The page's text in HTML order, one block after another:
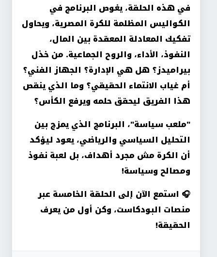
في هذه الحلقة، يغوص البرنامج في
الكواليس المظلمة للكرة المصرية، ويحاول
تفكيك المعادلة المعقدة بين المال،
النفوذ، الأداء، والروح الجماعية. من خذل
بيراميدز؟ هل هي الإدارة؟ الجهاز الفني؟
أم غياب الانتماء الحقيقي؟ وما الذي ينقص
هذا الفريق ليحقق حلمه ويرفع الكأس؟
"ملعب سياسة"، البرنامج الذي يمزج بين
التحليل السياسي والرياضي، يعود ليؤكد
أن الكرة مش مجرد أهداف، بل لعبة نفوذ
ومصالح وسياسة!
🎧 استمع الآن إلى الحلقة الخامسة عبر
منصات البودكاست، وكن أول من يعرف
الحقيقة!